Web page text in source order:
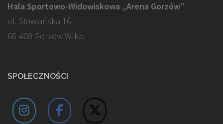
Hala Sportowo-Widowiskowa „Arena Gorzów”
ul. Słowiańska 16
66-400 Gorzów Wlkp.
SPOŁECZNOŚCI